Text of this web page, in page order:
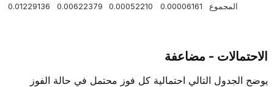
المجموع 0.00006161
0.00052210
0.00622379
0.01229136
الاحتمالات - مضاعفة
يوضح الجدول التالي احتمالية كل فوز محتمل في حالة الفوز